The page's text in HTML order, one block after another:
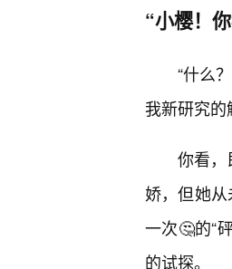
“小樱！
“什么
我新研究的
你看
娇，但她
一次🤔的“
的试探。